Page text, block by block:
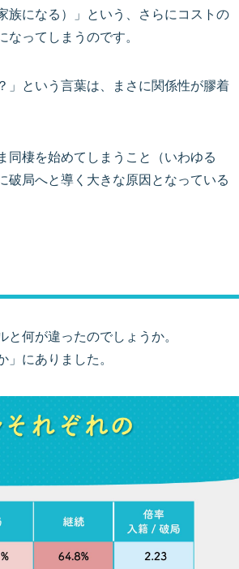
族になる）」という、さらにコストの
ってしまうのです。
」という言葉は、まさに関係性が膠着
同棲を始めてしまうこと（いわゆる
破局へと導く大きな原因となっている
何が違ったのでしょうか。
にありました。